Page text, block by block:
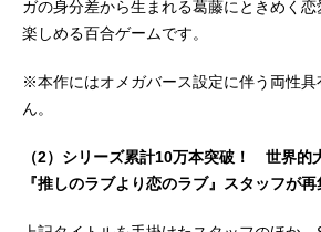
ガの身分差から生まれる葛藤にときめく
楽しめる百合ゲームです。
※本作にはオメガバース設定に伴う両性
ん。
（2）シリーズ累計10万本突破！ 世界的
『推しのラブより恋のラブ』スタッフが